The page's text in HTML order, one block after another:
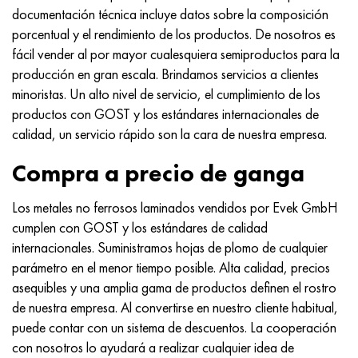
documentación técnica incluye datos sobre la composición
porcentual y el rendimiento de los productos. De nosotros es
fácil vender al por mayor cualesquiera semiproductos para la
producción en gran escala. Brindamos servicios a clientes
minoristas. Un alto nivel de servicio, el cumplimiento de los
productos con GOST y los estándares internacionales de
calidad, un servicio rápido son la cara de nuestra empresa.
Compra a precio de ganga
Los metales no ferrosos laminados vendidos por Evek GmbH
cumplen con GOST y los estándares de calidad
internacionales. Suministramos hojas de plomo de cualquier
parámetro en el menor tiempo posible. Alta calidad, precios
asequibles y una amplia gama de productos definen el rostro
de nuestra empresa. Al convertirse en nuestro cliente habitual,
puede contar con un sistema de descuentos. La cooperación
con nosotros lo ayudará a realizar cualquier idea de
MP159
multimetro n155
Nicrofer 5923 hMo
Nicrofer 6030
Nitronik 40
Nitronik 50
Nitrónico 60
Nitronik 75
Nimonic 80a
56DGNH
68NKhVKTYu
79NM, Lupa 7904
80NM
80NMV-VI
80NHS
81HMA
Tipos de aleaciones de precisión
termobimetales
HN73MBTYu
XN70YU
HN75MBTYu
XN75TBYu
XN77TYu
XN77TYUR
ХН78Т
HN80TBY
N65M, EP982
5B
TL5
A LAS 6
TS-6
14 titanio
SP-17
40 titanio
1.4567 - AISI 304Cu
1.4570-aisi303Cu
1.4574 - Aleación PH 15-7 Mo®
1.4580 - AISI 316Cb
1.4597 - AISI 204Cu
Aleación 28 - 1.4563
Aleación 31 - 1.4562
Aleación 254smo® - 1.4547
Aleación 926 - 1.4529
15X16H2AM
18X11MNFB
18X12VMBFR
20X12VNMF
20Х3FMI
21NKMT
37X12N8G8MFB
40X10X2M
40Х9С2
30X, AISI 5130, 30h
30hgs, 30hgs
30hgsa, 30hgsa
30hgsn2a, 30hgsna
30xn2ma, 30CrNiMo8
30хн3а, 31nicr14
34khn3ma, 36NiCrMo16, 35NiCrMo16
35hgs, 35hgs
35hgsa, 35hgsa